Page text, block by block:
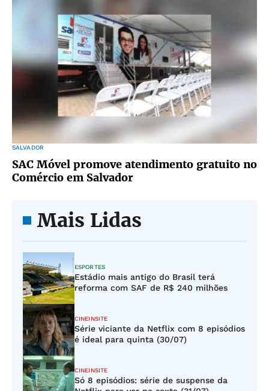
SALVADOR
SAC Móvel promove atendimento gratuito no
Comércio em Salvador
Mais Lidas
ESPORTES
Estádio mais antigo do Brasil terá
reforma com SAF de R$ 240 milhões
CINEINSITE
Série viciante da Netflix com 8 episódios
é ideal para quinta (30/07)
CINEINSITE
Só 8 episódios: série de suspense da